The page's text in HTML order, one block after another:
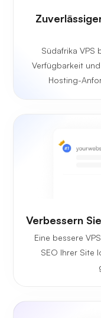
Südafrika VPS
Verfügbarkeit
Hosting-
Verbessern
Eine bessere
SEO Ihrer Site